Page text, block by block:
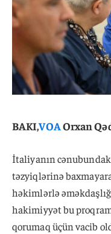
BAKI,VOAOrxan
İtaliyanın
təzyiqlərinə
həkimlərlə
hakimiyyət bu
qorumaq üçün vacib